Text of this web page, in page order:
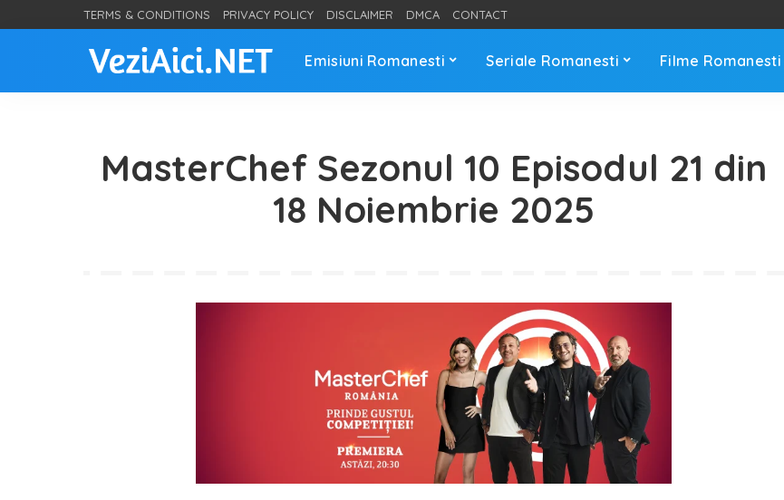
TERMS & CONDITIONS PRIVACY POLICY DISCLAIMER DMCA CONTACT
Emisiuni Romanesti Seriale Romanesti Filme Romanesti
MasterChef Sezonul 10 Episodul 21 din
18 Noiembrie 2025